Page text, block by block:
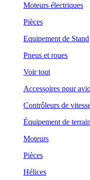
Moteurs électriques
Pièces
Equipement de Stand
Pneus et roues
Voir tout
Accessoires pour
Contrôleurs de
Équipement de terrain
Moteurs
Pièces
Hélices